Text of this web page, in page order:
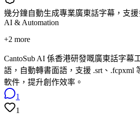
幾分鐘自動生成專業廣東話字幕，支
AI & Automation
+2 more
CantoSub AI 係香港研發嘅廣東話字幕
語，自動轉書面語，支援 .srt、.fcpxml
軟件，提升創作效率。
1
1